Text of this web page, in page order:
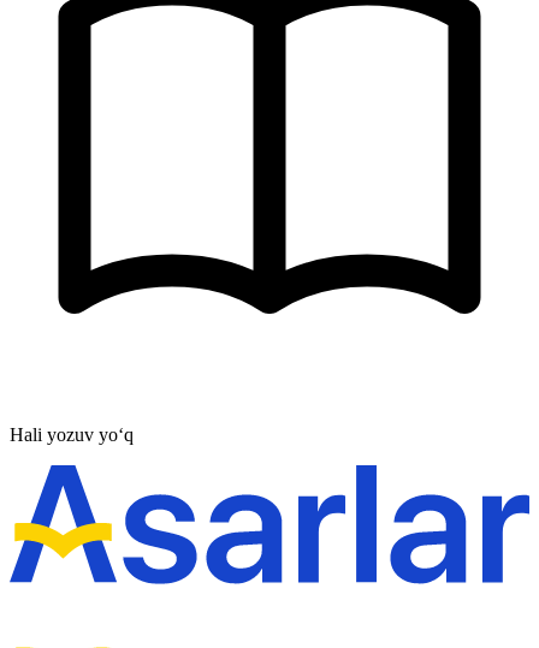
Hali yozuv yo‘q